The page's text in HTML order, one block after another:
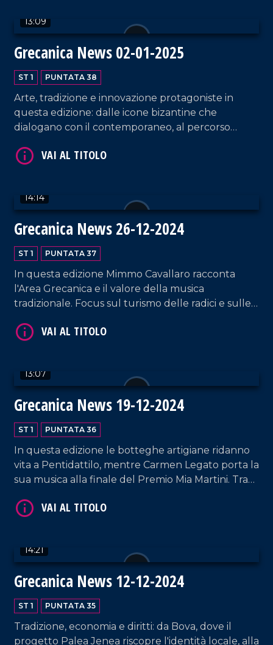
13:09
Grecanica News 02-01-2025
ST 1 PUNTATA 38
Arte, tradizione e innovazione protagoniste in
questa edizione: dalle icone bizantine che
dialogano con il contemporaneo, al percorso
Spettacoli di droni a Reggio Calabria incantano e
parrocchiale.
14:14
Grecanica News 26-12-2024
ST 1 PUNTATA 37
In questa edizione Mimmo Cavallaro racconta
l'Area Grecanica e il valore della musica
tradizionale. Focus sul turismo delle radici e sulle
i successi internazionali della stilista Giusy Di
13:07
Grecanica News 19-12-2024
ST 1 PUNTATA 36
In questa edizione le botteghe artigiane ridanno
vita a Pentidattilo, mentre Carmen Legato porta la
sua musica alla finale del Premio Mia Martini. Tra
Circolo Meli di Melito Porto Salvo e la
14:21
Grecanica News 12-12-2024
ST 1 PUNTATA 35
Tradizione, economia e diritti: da Bova, dove il
progetto Palea Jenea riscopre l'identità locale, alla
VAI AL TITOLO
VAI AL TITOLO
VAI AL TITOLO
VAI AL TITOLO